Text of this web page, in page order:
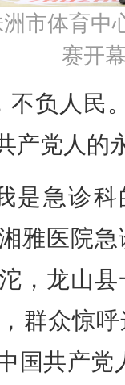
市体育中
赛开
不负人民
产党人的
是急诊
雅医院
，龙山
群众惊
国共产